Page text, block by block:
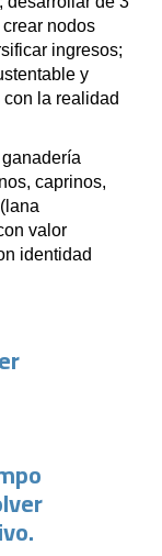
nodos
ingresos;
y
la realidad
caprinos,
valor
identidad